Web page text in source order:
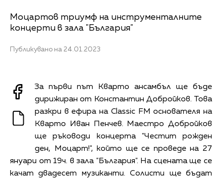
Моцартов триумф на инструменталните
концерти в зала "България"
Публикувано на 24.01.2023
За първи път Кварто ансамбъл ще бъде
дирижиран от Константин Добройков. Това
разкри в ефира на Classic FM основателя на
Кварто Иван Пенчев. Маестро Добройков
ще ръководи концерта "Честит рожден
ден, Моцарт!", който ще се проведе на 27
януари от 19ч. в зала "България". На сцената ще се
качат двадесет музиканти. Солисти ще бъдат